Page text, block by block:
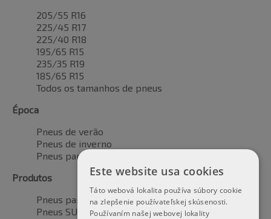
205/55 R16
225/45 R17
225/40 R18
195/65 R15
235/35 R19
185/65 R15
Todos os tamanhos de pneus
Época
Pneus de verão
Pneus de inverno
Pneus para todas as estações
Produtos
Pneus para automóveis
Pneus SUV / 4x4
Este website usa cookies
Táto webová lokalita používa súbory cookie
na zlepšenie používateľskej skúsenosti.
Používaním našej webovej lokality